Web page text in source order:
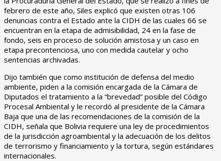
febrero de este año, Siles explicó que existen otras 106
denuncias contra el Estado ante la CIDH de las cuales 66 se
encuentran en la etapa de admisibilidad, 24 en la fase de
fondo, seis en proceso de solución amistosa y un caso en
etapa precontenciosa, uno con medida cautelar y ocho
sentencias archivadas.
Dijo también que como institución de defensa del medio
ambiente, piden a la comisión encargada de la Cámara de
Diputados el tratamiento a la “brevedad” posible del Código
Procesal Ambiental y le recordó al presidente de la Cámara
Baja que una de las recomendaciones de la comisión de la
CIDH, señala que Bolivia requiere una ley de procedimientos
de la jurisdicción agroambiental y la adecuación de los delitos
de terrorismo y financiamiento y la tortura, según estándares
internacionales.